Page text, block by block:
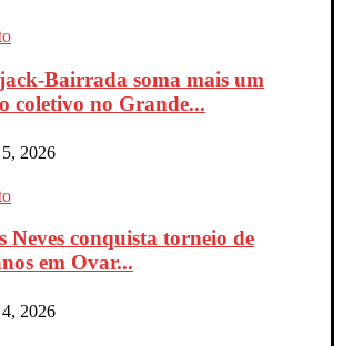
Bairrada soma mais um
coletivo no Grande...
2026
Neves conquista torneio de
em Ovar...
2026